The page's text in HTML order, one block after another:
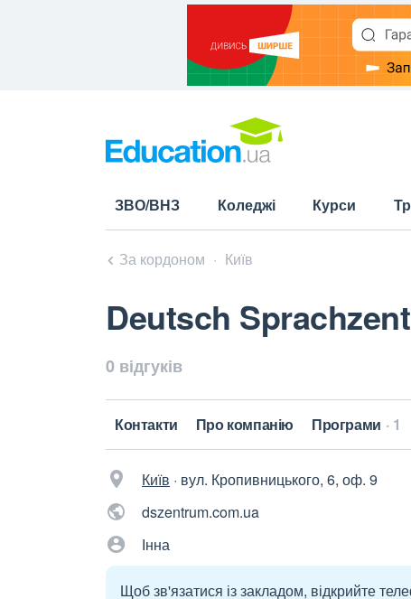
ЗВО/ВНЗ Коледжі Курси
За кордоном Київ
Deutsch
0 відгуків
Контакти Про компанію Програми 1
Київ · вул. Кропивницького, 6, оф. 9
dszentrum.com.ua
Інна
Щоб зв'язатися із закладом, відкрийте